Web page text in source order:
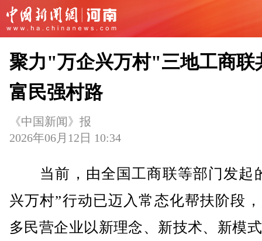
聚力"万企兴万村"三地工商联
富民强村路
《中国新闻》报
2026年06月12日 10:34
当前，由全国工商联等部门发起
兴万村”行动已迈入常态化帮扶阶段
多民营企业以新理念、新技术、新模